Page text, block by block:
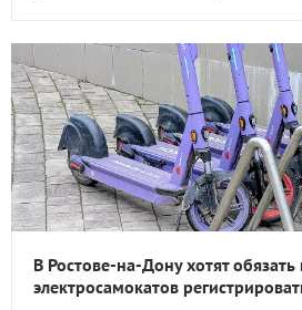
В Ростове-на-Дону хотят обязать
электросамокатов